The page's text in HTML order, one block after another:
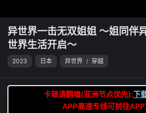
异世界一击无双姐姐 ～姐同伴
世界生活开启～
2023 日本 异世界 / 穿越
卡顿请翻墙(亚洲节点优先):下
APP高速专线可前往